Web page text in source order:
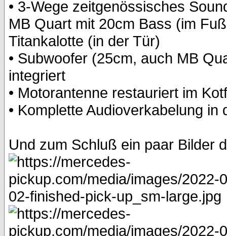
• 3-Wege zeitgenössisches
MB Quart mit 20cm Bass (im
Titankalotte (in der Tür)
• Subwoofer (25cm, auch MB
integriert
• Motorantenne restauriert im
• Komplette Audioverkabelung
Und zum Schluß ein paar Bilder